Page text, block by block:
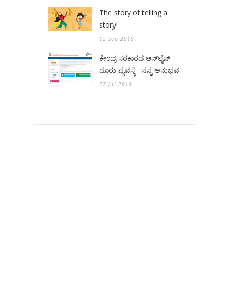
The story of telling a
story!
12 Sep 2019
ಕೇಂದ್ರ ಸರಕಾರದ ಆನ್‌ಲೈನ್
ದೂರು ವ್ಯವಸ್ಥೆ - ನನ್ನ ಅನುಭವ
27 Jul 2019